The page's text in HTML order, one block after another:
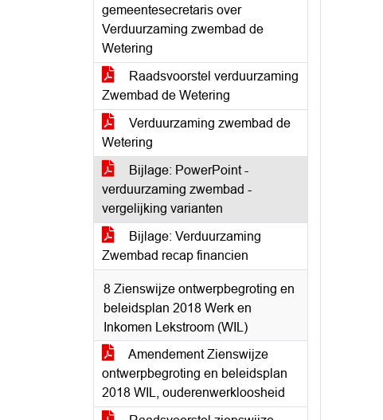
gemeentesecretaris over
Verduurzaming zwembad de
Wetering
Raadsvoorstel verduurzaming
Zwembad de Wetering
Verduurzaming zwembad de
Wetering
Bijlage: PowerPoint -
verduurzaming zwembad -
vergelijking varianten
Bijlage: Verduurzaming
Zwembad recap financien
8 Zienswijze ontwerpbegroting en
beleidsplan 2018 Werk en
Inkomen Lekstroom (WIL)
Amendement Zienswijze
ontwerpbegroting en beleidsplan
2018 WIL, ouderenwerkloosheid